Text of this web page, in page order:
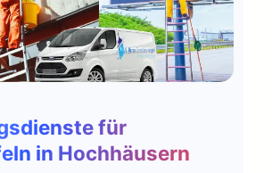
für
in Hochhäusern